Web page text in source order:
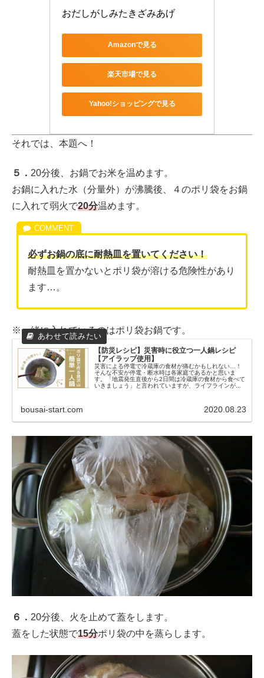
おだしがしみたきざみあげ
Amazonで見る
楽天市場で見る
Yahoo!ショッピングで見る
それでは、本題へ！
５． 20分後、お鍋でお米を温めます。
お鍋に入れた水（分量外）が沸騰後、４のポリ袋をお鍋
に入れて弱火で20分温めます。
必ずお鍋の底に耐熱皿を置いてください！
耐熱皿を置かないとポリ袋が溶ける危険性があり
ます…。
※一緒に入れているのはポリ袋お鍋です。
【防災レシピ】災害時に役立つ一人鍋レシピ
【アイラップ使用】
災害による停電で冷蔵庫の食材が痛むかもしれない…！
そんな不安が停電・断水時は各家庭であるかと思いま
す。「地震発生直後から2日間は冷蔵庫の食材から食べて
いきましょう」と言われていますが、ライフラインが...
bousai-start.com 2020.08.23
６． 20分後、火を止めて蓋をします。
蓋をした状態で15分ポリ袋の中を蒸らします。